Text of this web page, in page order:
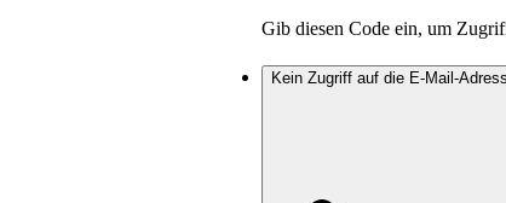
Gib diesen Code ein, um
Kein Zugriff auf die E-Mail-